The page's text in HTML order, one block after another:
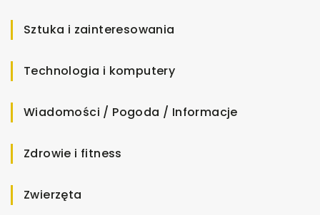
Sztuka i zainteresowania
Technologia i komputery
Wiadomości / Pogoda / Informacje
Zdrowie i fitness
Zwierzęta